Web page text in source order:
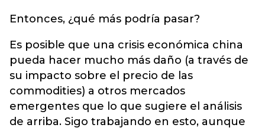
Entonces, ¿qué más podría pasar?
Es posible que una crisis económica china
pueda hacer mucho más daño (a través de
su impacto sobre el precio de las
commodities) a otros mercados
emergentes que lo que sugiere el análisis
de arriba. Sigo trabajando en esto, aunque